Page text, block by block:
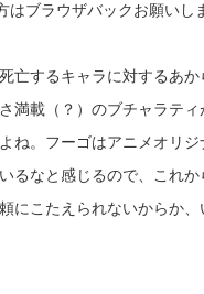
ブラウザバックお願いし
死亡するキャラに対するあか
満載（？）のブチャラティ
ね。 フーゴはアニメオリジ
るなと感じるので、 これか
にこたえられないからか、